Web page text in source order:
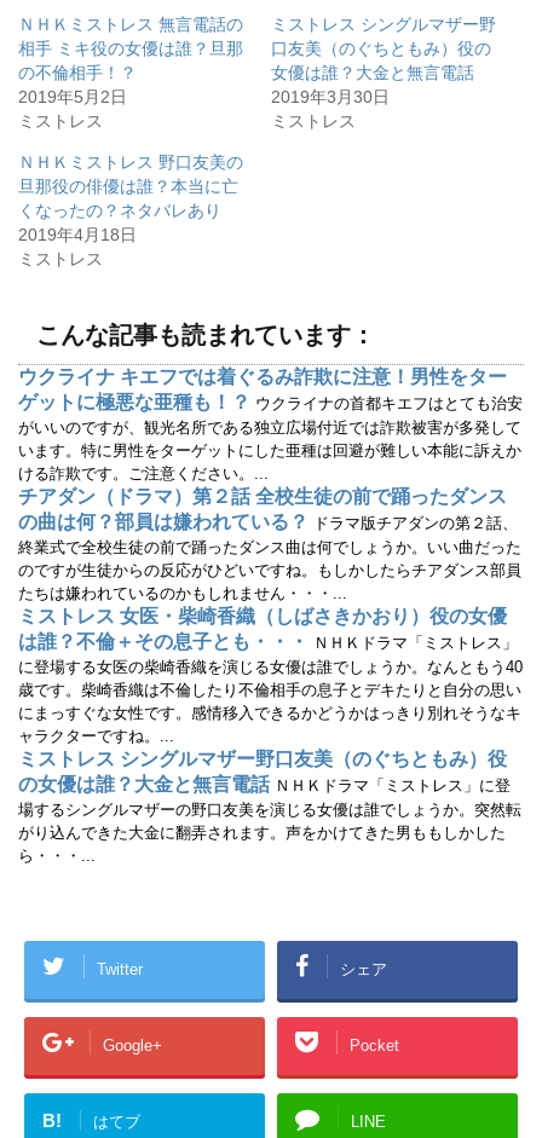
T
w
i
t
t
e
で
有
(
新
し
い
ウ
ィ
ン
き
ま
す
)
o
k
で
共
有
す
ク
リ
ッ
ク
し
て
く
し
い
ウ
ィ
ン
ド
ウ
で
開
き
ま
す
)
ＮＨＫミストレス 無言電話の
相手 ミキ役の女優は誰？旦那
の不倫相手！？
2019年5月2日
ミストレス
ミストレス シングルマザー野
口友美（のぐちともみ）役の
女優は誰？大金と無言電話
2019年3月30日
ミストレス
ＮＨＫミストレス 野口友美の
旦那役の俳優は誰？本当に亡
くなったの？ネタバレあり
2019年4月18日
ミストレス
こんな記事も読まれています：
ウクライナ キエフでは着ぐるみ詐欺に注意！男性をター
ゲットに極悪な亜種も！？ ウクライナの首都キエフはとても治安
がいいのですが、観光名所である独立広場付近では詐欺被害が多発して
います。特に男性をターゲットにした亜種は回避が難しい本能に訴えか
ける詐欺です。ご注意ください。...
チアダン（ドラマ）第２話 全校生徒の前で踊ったダンス
の曲は何？部員は嫌われている？
ドラマ版チアダンの第２話、
終業式で全校生徒の前で踊ったダンス曲は何でしょうか。いい曲だった
のですが生徒からの反応がひどいですね。もしかしたらチアダンス部員
たちは嫌われているのかもしれません・・・...
ミストレス 女医・柴崎香織（しばさきかおり）役の女優
は誰？不倫＋その息子とも・・・
ＮＨＫドラマ「ミストレス」
に登場する女医の柴崎香織を演じる女優は誰でしょうか。なんともう40
歳です。柴崎香織は不倫したり不倫相手の息子とデキたりと自分の思い
にまっすぐな女性です。感情移入できるかどうかはっきり別れそうなキ
ャラクターですね。...
ミストレス シングルマザー野口友美（のぐちともみ）役
の女優は誰？大金と無言電話 ＮＨＫドラマ「ミストレス」に登
場するシングルマザーの野口友美を演じる女優は誰でしょうか。突然転
がり込んできた大金に翻弄されます。声をかけてきた男ももしかした
ら・・・...
Twitter シェア
Google+ Pocket
B! はてブ LINE